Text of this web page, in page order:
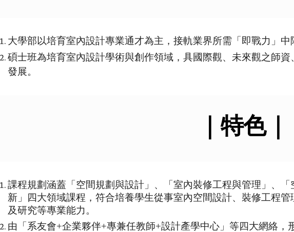
大學部以培育室內設計專業通才為主，接軌業界所需「即戰力」
碩士班為培育室內設計學術與創作領域，具國際觀、未來觀之師
發展。
｜ 特色｜
課程規劃涵蓋「空間規劃與設計」、「室內裝修工程與管理」、
新」四大領域課程，符合培養學生從事室內空間設計、裝修工程
及研究等專業能力。
由「系友會+企業夥伴+專兼任教師+設計產學中心」等四大網絡